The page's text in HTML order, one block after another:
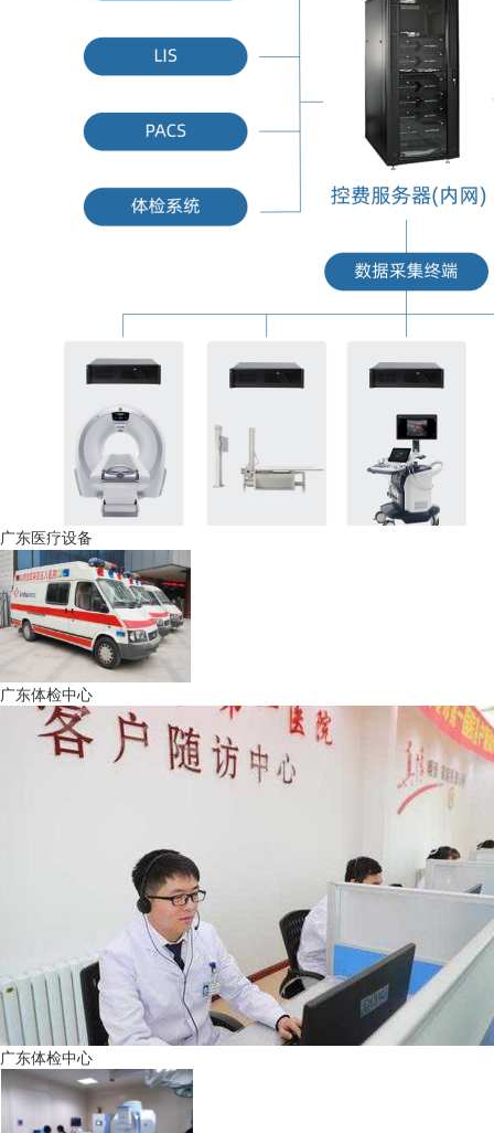
广东医疗设备
广东体检中心
广东体检中心